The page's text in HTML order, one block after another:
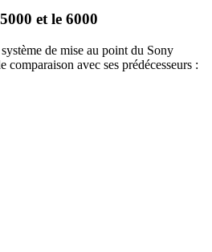
et le 6000
de mise au point du Sony
avec ses prédécesseurs :